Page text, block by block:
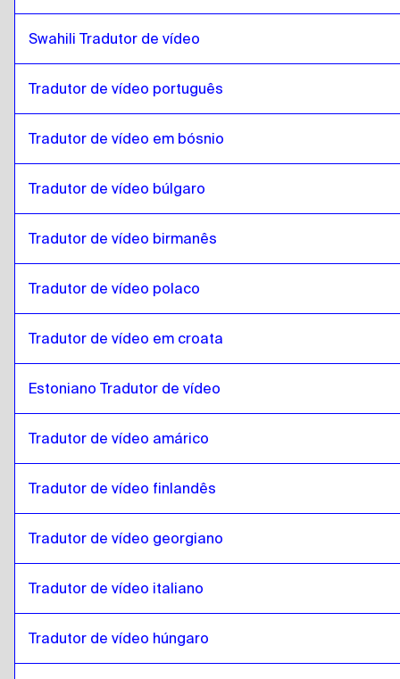
Swahili Tradutor de vídeo
Tradutor de vídeo português
Tradutor de vídeo em bósnio
Tradutor de vídeo búlgaro
Tradutor de vídeo birmanês
Tradutor de vídeo polaco
Tradutor de vídeo em croata
Estoniano Tradutor de vídeo
Tradutor de vídeo amárico
Tradutor de vídeo finlandês
Tradutor de vídeo georgiano
Tradutor de vídeo italiano
Tradutor de vídeo húngaro